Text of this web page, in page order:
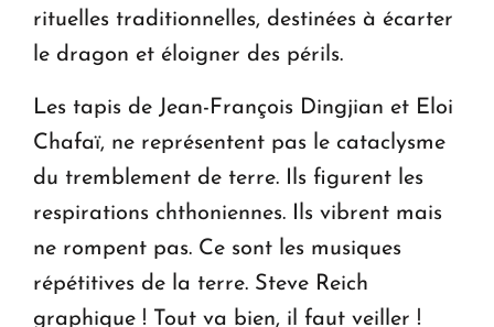
rituelles traditionnelles, destinées à écarter
le dragon et éloigner des périls.
Les tapis de Jean-François Dingjian et Eloi
Chafaï, ne représentent pas le cataclysme
du tremblement de terre. Ils figurent les
respirations chthoniennes. Ils vibrent mais
ne rompent pas. Ce sont les musiques
répétitives de la terre. Steve Reich
graphique ! Tout va bien, il faut veiller !